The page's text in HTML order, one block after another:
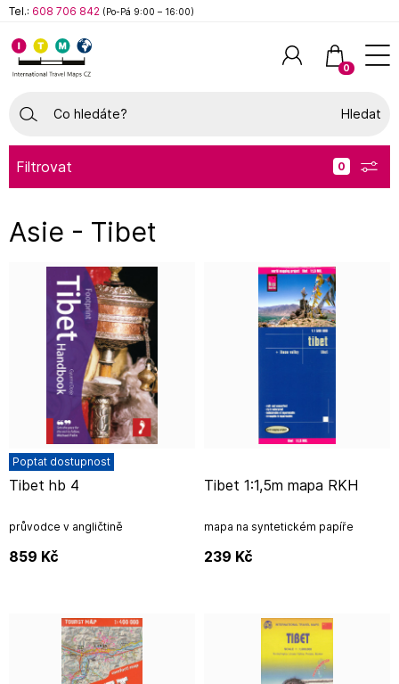
Filtrovat
Asie - Tibet
Poptat dostupnost
Tibet hb 4
průvodce v angličtině
859 Kč
Tibet 1:1,5m mapa RKH
mapa na syntetickém papíře
239 Kč
Tel.: 608 706 842 (Po-Pá 9:00 – 16:00)
0
Hledat